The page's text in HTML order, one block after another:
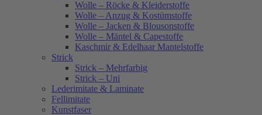
Wolle – Röcke & Kleiderstoffe
Wolle – Anzug & Kostümstoffe
Wolle – Jacken & Blousonstoffe
Wolle – Mäntel & Capestoffe
Kaschmir & Edelhaar Mantelstoffe
Strick
Strick – Mehrfarbig
Strick – Uni
Lederimitate & Laminate
Fellimitate
Kunstfaser